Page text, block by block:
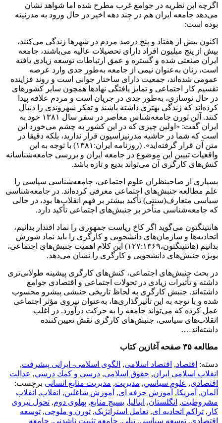
اگرچه این نظریه در جوامع غرب مطرح شده اما شواهد نشان
می‌دهد جامعه ایران هم در چند دهه اخیر در حال ورود به مدرنیته
بوده است:
اکنون بیش از هفتاد و پنج درصد مردم در شهرها زندگی می‌کنند،
بیش از پنج میلیون افراد دارای تحصیلات عالیه می‌باشند، جامعه
ایران صنعتی شده و گستره و عمق ارتباطات توسعه زیادی یافته
است، زنان به‌عنوان نیمی از جامعه به‌طور جدی وارد عرصه
عمومی شده‌اند، جمعیت دارای ساختار جوانی است و روند فزاینده
تقسیم کار اجتماعی و تمایز یافتگی نهادها همچون سایر کشورهای
در حال نوسازی، به‌طور جدی در جریان است و مردم علاقه پیدا
کرده‌اند که زندگی بهتری داشته باشند و تفکر شهروندی را دنبال
کنند. آلن تورن جامعه‌شناس معاصر در سفر سال ۱۳۸۱ خود به
ایران گفت: «اولین چیزی که در این کشور به چشم می‌خورد این
است که شما در حاشیه مدرنیزاسیون قرار ندارید، بلکه دقیقا در
متن آن قرار گرفته‌اید». (روزنامه ایران:۱۳۸۱)‌ با توجه به این
واقعیات تبیین این موضوع در جامعه ایران و بررسی جامعه‌شناسانه
کنش‌های کارگری آن می‌تواند بدیع و تازه باشد.
بسیاری از صاحبنظران علوم اجتماعی، جامعه‌شناسی سیاسی را
علم مطالعه جنبش‌ها‌ی اجتماعی معرفی کرده‌اند. در جامعه‌شناسی
سیاسی متعارف(سنتی) تأکید بیشتر بر فهم انقلاب‌ها بود، در حالی
که جامعه‌شناسی متأخر بر جنبش‌های اجتماعی تأکید دارد.
هانتینگتون می‌گوید اگر کاخ ریاست جمهوری را نماد اقتدار بدانیم،
اتحادیه‌ها و سازمان‌های دانشجویی و کارگری را باید نماد شورش
بدانیم (هانتینگتون،۱۲۷:۱۳۶۹) این کلام اهمیت جنبش‌های اجتماعی،
بویژه جنبش‌های دانشجویی و کارگری را نشان می‌د‌هد.
در بحث جنبش‌های اجتماعی، کنش‌های کارگری پیشینه طولانی‌تری
داشته و تأثیرات زیادی در تحولات اجتماعی و اقتصادی جوامع
داشته‌اند. جنبش کارگری به لحاظ تاریخی جنبشی پیشرو محسوب
شده و با توجه به این تأثیرگذاری‌ها، به‌عنوان نیروی مؤثر اجتماعی
عمل کرده که می‌تواند جامعه را به حرکت درآورد. در اغلب
انقلاب‌های سیاسی، جنبش‌های کارگری نقش تعیین‌کننده
داشته‌اند….
مطالعه ۳۵ صفحه آغازین کتاب
دسته: اقتصاد, اقتصاد اسلامی, الگوی اسلامی- ایرانی پیشرفت,
انقلاب اسلامی ایران, حقوق اسلامی, درسي و كمك درسي, عدالت
اقتصادی, علوم سياسي, مديريت, مدیریت منابع انسانی برچسب:
آلمان, آمریکا, آموزش حرفه ای, آموزش شاغلین, انقلاب, انقلاب
مشروطیت, انگلستان, ایتالیا, بسیج منابع, پهلوی دوم, تحول نیروی
کار , تراکم اتحادیه ای, تعامل استراتژیک, تورن و ملوچی, توسعه
اقتصادی, توسعه سیاسی, تیلی, جامعه تثبیت ناشدنی, جامعه